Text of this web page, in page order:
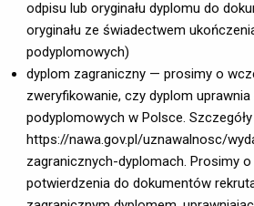
odpisu lub oryginału dyplomu do
oryginału ze świadectwem
podyplomowych)
dyplom zagraniczny — prosimy o
zweryfikowanie, czy dyplom
podyplomowych w Polsce.
https://nawa.gov.pl/uznawalnosc/
zagranicznych-dyplomach. Prosimy o
potwierdzenia do dokumentów